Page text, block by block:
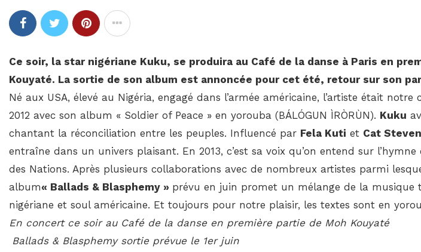
Ce soir, la star nigériane Kuku, se produira au Café de la danse à Paris en
Kouyaté. La sortie de son album est annoncée pour cet été, retour sur son
Né aux USA, élevé au Nigéria, engagé dans l’armée américaine, l’artiste était
2012 avec son album « Soldier of Peace » en yorouba (BÁLÓGUN ÌRÒRÙN). Kuku
chantant la réconciliation entre les peuples. Influencé par Fela Kuti et Cat
entraîne dans un univers plaisant. En 2013, c’est sa voix qu’on entend sur l’hymne
des Nations. Après plusieurs collaborations avec de nombreux artistes parmi
album« Ballads & Blasphemy » prévu en juin promet un mélange de la musique
nigériane et soul américaine. Et toujours pour notre plaisir, les textes sont en
En concert ce soir au Café de la danse en première partie de Moh Kouyaté
Ballads & Blasphemy sortie prévue le 1er juin